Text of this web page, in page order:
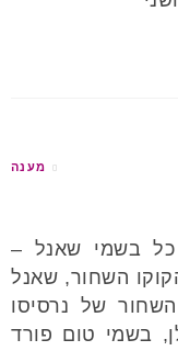
מענה
כל בשמי שאנל –
השחור, שאנל
על השחור של נרסיסו
בשמי טום פורד